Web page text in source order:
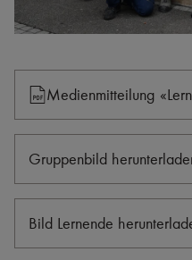
Medienmitteilung
Gruppenbild
Bild Lernende